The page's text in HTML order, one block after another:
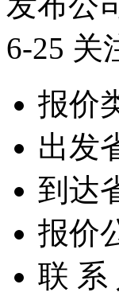
6-25 关
报价
出发
到达
报价
联 系